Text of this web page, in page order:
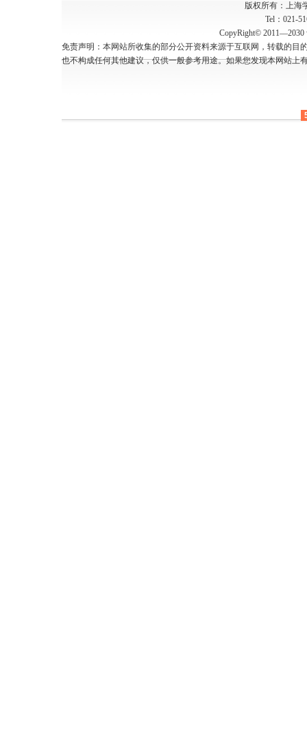
版权所有：上
Tel：021-
CopyRight© 2011—2030
免责声明：本网站所收集的部分公开资料来源于互联网，转载的
也不构成任何其他建议，仅供一般参考用途。如果您发现本网站